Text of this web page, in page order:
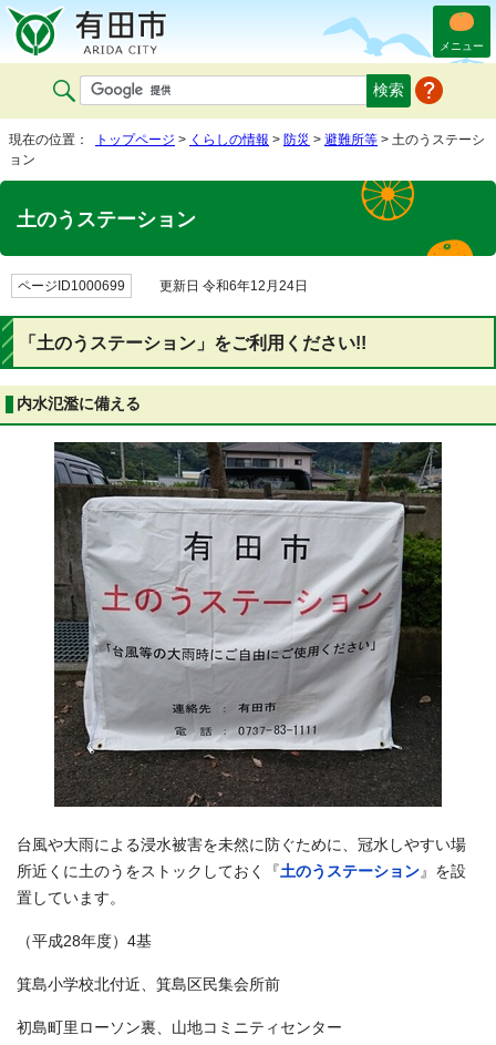
メニュー
現在の位置： トップページ > くらしの情報 > 防災 > 避難所等 > 土のうステーシ
ョン
土のうステーション
ページID1000699 更新日 令和6年12月24日
「土のうステーション」をご利用ください!!
内水氾濫に備える
台風や大雨による浸水被害を未然に防ぐために、冠水しやすい場
所近くに土のうをストックしておく『 土のうステーション 』を設
置しています。
（平成28年度）4基
箕島小学校北付近、箕島区民集会所前
初島町里ローソン裏、山地コミニティセンター